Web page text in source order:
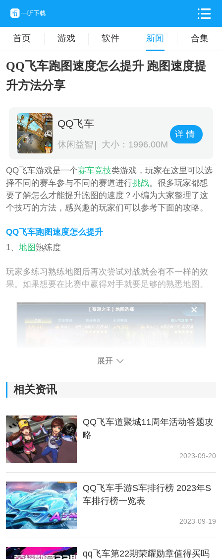
首页 游戏 软件 新闻 合集
QQ飞车跑图速度怎么提升 跑图速度提
升方法分享
QQ飞车
休闲益智 大小：1996.00M
详情
QQ飞车游戏是一个赛车竞技类游戏，玩家在这里可以选
择不同的赛车参与不同的赛道进行挑战。很多玩家都想
要了解怎么才能提升跑图的速度？小编为大家整理了这
个技巧的方法，感兴趣的玩家们可以参考下面的攻略。
QQ飞车跑图速度怎么提升
1、 地图熟练度
玩家多练习熟练地图后再次尝试对战就会有不一样的效
果。如果想要在比赛中赢得对手就要足够的熟悉地图。
2、贴边漂移
贴边漂移是对战中的一个小技巧玩家掌握这项技能后就
可以进一步提升速度的神兵利器，减少漂移半径、减少
漂移带来的减速效果，就能最大化的提升跑图时间。
展开
相关资讯
QQ飞车道聚城11周年活动答题攻
略
2023-09-20
QQ飞车手游S车排行榜 2023年S
车排行榜一览表
2023-09-19
qq飞车第22期荣耀勋章值得买吗